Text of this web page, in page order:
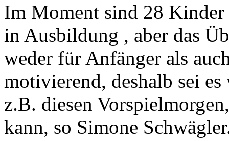
Im Moment sind 28 Kinder
in Ausbildung , aber das
weder für Anfänger als
motivierend, deshalb sei
z.B. diesen
kann, so Simone